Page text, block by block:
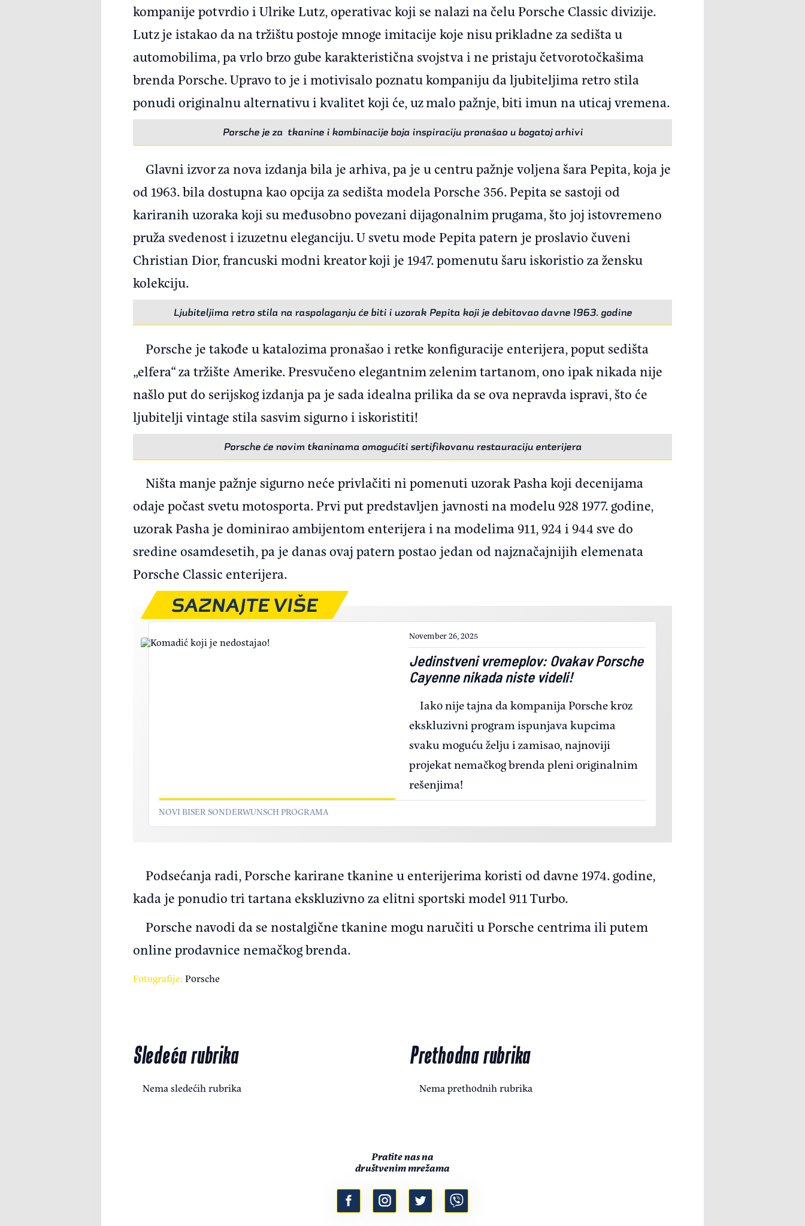
kompanije potvrdio i Ulrike Lutz, operativac koji se nalazi na čelu Porsche Classic divizije.
Lutz je istakao da na tržištu postoje mnoge imitacije koje nisu prikladne za sedišta u
automobilima, pa vrlo brzo gube karakteristična svojstva i ne pristaju četvorotočkašima
brenda Porsche. Upravo to je i motivisalo poznatu kompaniju da ljubiteljima retro stila
ponudi originalnu alternativu i kvalitet koji će, uz malo pažnje, biti imun na uticaj vremena.
Porsche je za tkanine i kombinacije boja inspiraciju pronašao u bogatoj arhivi
Glavni izvor za nova izdanja bila je arhiva, pa je u centru pažnje voljena šara Pepita, koja je
od 1963. bila dostupna kao opcija za sedišta modela Porsche 356. Pepita se sastoji od
kariranih uzoraka koji su međusobno povezani dijagonalnim prugama, što joj istovremeno
pruža svedenost i izuzetnu eleganciju. U svetu mode Pepita patern je proslavio čuveni
Christian Dior, francuski modni kreator koji je 1947. pomenutu šaru iskoristio za žensku
kolekciju.
Ljubiteljima retro stila na raspolaganju će biti i uzorak Pepita koji je debitovao davne 1963. godine
Porsche je takođe u katalozima pronašao i retke konfiguracije enterijera, poput sedišta
„elfera“ za tržište Amerike. Presvučeno elegantnim zelenim tartanom, ono ipak nikada nije
našlo put do serijskog izdanja pa je sada idealna prilika da se ova nepravda ispravi, što će
ljubitelji vintage stila sasvim sigurno i iskoristiti!
Porsche će novim tkaninama omogućiti sertifikovanu restauraciju enterijera
Ništa manje pažnje sigurno neće privlačiti ni pomenuti uzorak Pasha koji decenijama
odaje počast svetu motosporta. Prvi put predstavljen javnosti na modelu 928 1977. godine,
uzorak Pasha je dominirao ambijentom enterijera i na modelima 911, 924 i 944 sve do
sredine osamdesetih, pa je danas ovaj patern postao jedan od najznačajnijih elemenata
Porsche Classic enterijera.
November 26, 2025
Jedinstveni vremeplov: Ovakav Porsche
Cayenne nikada niste videli!
Iako nije tajna da kompanija Porsche kroz
ekskluzivni program ispunjava kupcima
svaku moguću želju i zamisao, najnoviji
projekat nemačkog brenda pleni originalnim
rešenjima!
NOVI BISER SONDERWUNSCH PROGRAMA
SAZNAJTE VIŠE
Podsećanja radi, Porsche karirane tkanine u enterijerima koristi od davne 1974. godine,
kada je ponudio tri tartana ekskluzivno za elitni sportski model 911 Turbo.
Porsche navodi da se nostalgične tkanine mogu naručiti u Porsche centrima ili putem
online prodavnice nemačkog brenda.
Fotografije:Porsche
Sledeća rubrika
Nema sledećih rubrika
Prethodna rubrika
Nema prethodnih rubrika
Pratite nas na
društvenim mrežama